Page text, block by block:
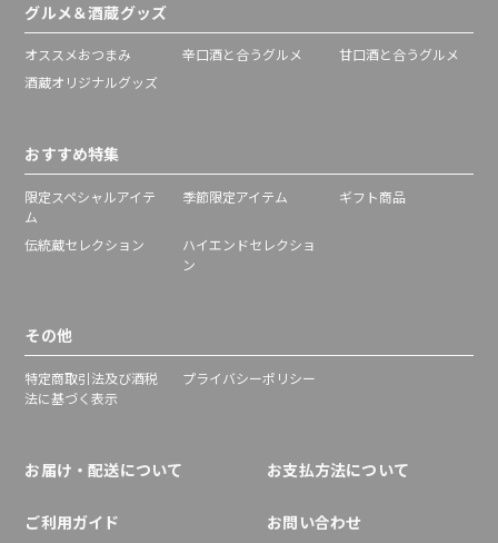
グルメ＆酒蔵グッズ
オススメおつまみ 辛口酒と合うグルメ
甘口酒と合うグルメ
酒蔵オリジナルグッズ
おすすめ特集
限定スペシャルアイテ
ム
季節限定アイテム ギフト商品
伝統蔵セレクション
ハイエンドセレクショ
ン
その他
特定商取引法及び酒税
法に基づく表示
プライバシーポリシー
お届け・配送について お支払方法について
ご利用ガイド お問い合わせ